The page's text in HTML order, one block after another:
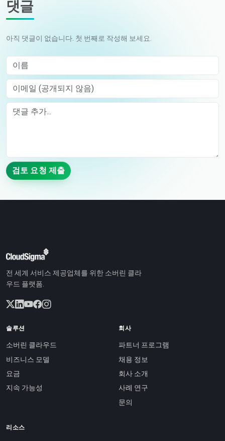
댓글
아직 댓글이 없습니다. 첫 번째로 작성해 보세요.
이름
이메일 (공개되지 않음)
Comment
검토 요청 제출
전 세계 서비스 제공업체를 위한 소버린 클라
우드 플랫폼.
솔루션
소버린 클라우드
비즈니스 모델
요금
지속 가능성
회사
파트너 프로그램
채용 정보
회사 소개
사례 연구
문의
리소스